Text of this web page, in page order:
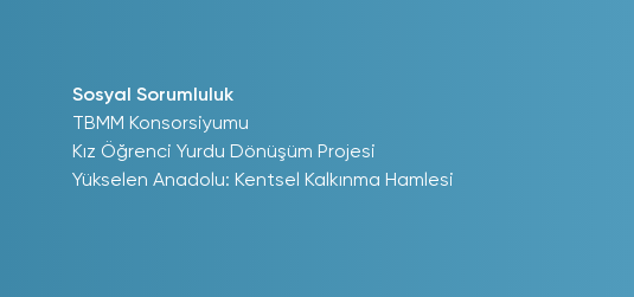
Sosyal Sorumluluk
TBMM Konsorsiyumu
Kız Öğrenci Yurdu Dönüşüm Projesi
Yükselen Anadolu: Kentsel Kalkınma Hamlesi